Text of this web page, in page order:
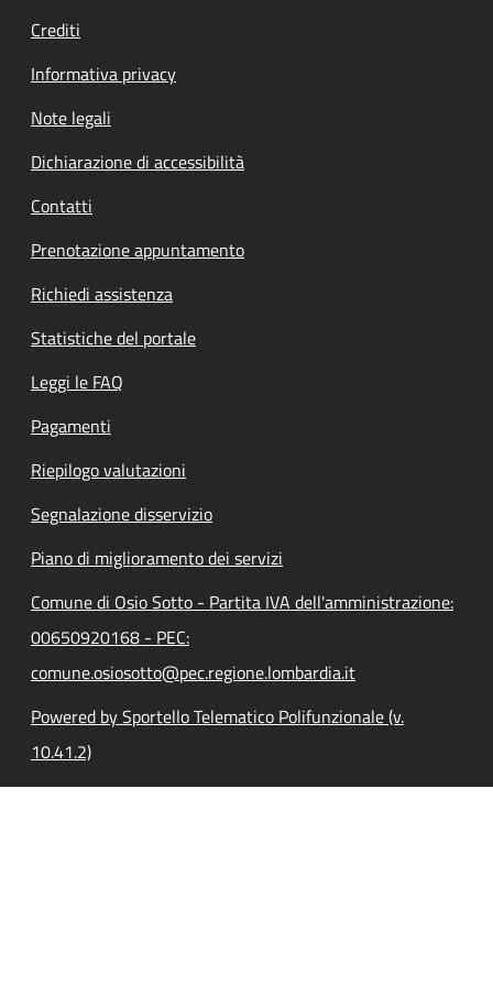
Crediti
Informativa privacy
Note legali
Dichiarazione di accessibilità
Contatti
Prenotazione appuntamento
Richiedi assistenza
Statistiche del portale
Leggi le FAQ
Pagamenti
Riepilogo valutazioni
Segnalazione disservizio
Piano di miglioramento dei servizi
Comune di Osio Sotto - Partita IVA dell'amministrazione:
00650920168 - PEC:
comune.osiosotto@pec.regione.lombardia.it
Powered by Sportello Telematico Polifunzionale (v.
10.41.2)